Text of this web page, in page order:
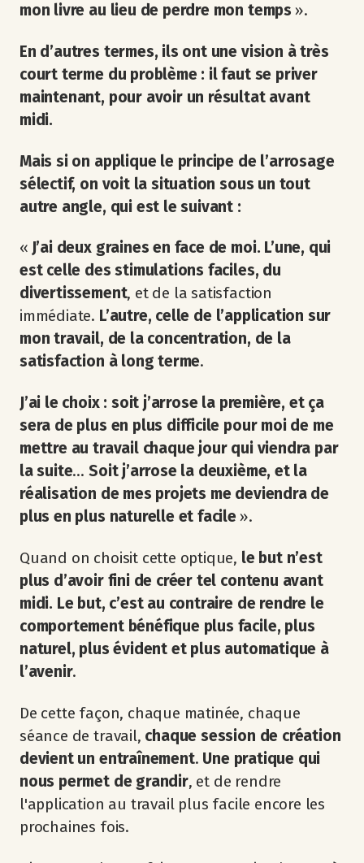
mon livre au lieu de perdre mon temps ».
En d’autres termes, ils ont une vision à très
court terme du problème : il faut se priver
maintenant, pour avoir un résultat avant
midi.
Mais si on applique le principe de l’arrosage
sélectif, on voit la situation sous un tout
autre angle, qui est le suivant :
« J’ai deux graines en face de moi. L’une, qui
est celle des stimulations faciles, du
divertissement, et de la satisfaction
immédiate. L’autre, celle de l’application sur
mon travail, de la concentration, de la
satisfaction à long terme.
J’ai le choix : soit j’arrose la première, et ça
sera de plus en plus difficile pour moi de me
mettre au travail chaque jour qui viendra par
la suite…Soit j’arrose la deuxième, et la
réalisation de mes projets me deviendra de
plus en plus naturelle et facile ».
Quand on choisit cette optique, le but n’est
plus d’avoir fini de créer tel contenu avant
midi. Le but, c’est au contraire de rendre le
comportement bénéfique plus facile, plus
naturel, plus évident et plus automatique à
l’avenir.
De cette façon, chaque matinée, chaque
séance de travail, chaque session de création
devient un entraînement. Une pratique qui
nous permet de grandir, et de rendre
l'application au travail plus facile encore les
prochaines fois.